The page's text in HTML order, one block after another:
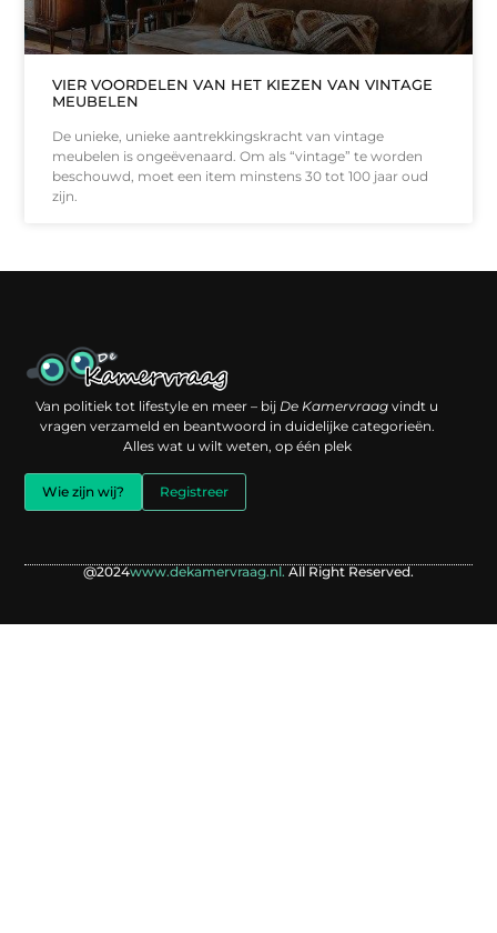
VIER VOORDELEN VAN HET KIEZEN VAN VINTAGE
MEUBELEN
De unieke, unieke aantrekkingskracht van vintage
meubelen is ongeëvenaard. Om als “vintage” te worden
beschouwd, moet een item minstens 30 tot 100 jaar oud
zijn.
Van politiek tot lifestyle en meer – bijDe Kamervraag vindt u
vragen verzameld en beantwoord in duidelijke categorieën.
Alles wat u wilt weten, op één plek
Wie zijn wij? Registreer
@2024www.dekamervraag.nl. All Right Reserved.